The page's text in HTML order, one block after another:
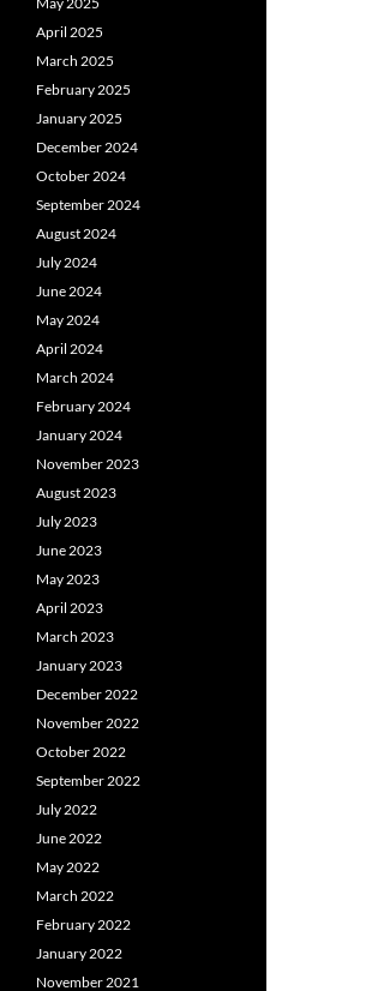
April 2025
March 2025
February 2025
January 2025
December 2024
October 2024
September 2024
August 2024
July 2024
June 2024
May 2024
April 2024
March 2024
February 2024
January 2024
November 2023
August 2023
July 2023
June 2023
May 2023
April 2023
March 2023
January 2023
December 2022
November 2022
October 2022
September 2022
July 2022
June 2022
May 2022
March 2022
February 2022
January 2022
November 2021